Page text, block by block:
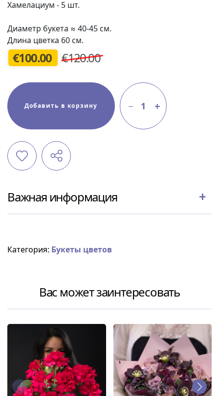
Хамелациум - 5 шт.
Диаметр букета ≈ 40-45 см.
Длина цветка 60 см.
€100.00 €120.00
Добавить в корзину 1
Важная информация
Категория: Букеты цветов
Вас может заинтересовать